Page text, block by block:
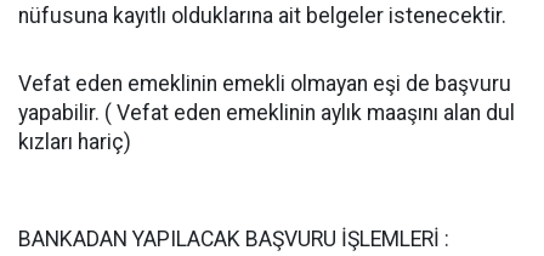
nüfusuna kayıtlı olduklarına ait belgeler istenecektir.
Vefat eden emeklinin emekli olmayan eşi de başvuru
yapabilir. ( Vefat eden emeklinin aylık maaşını alan dul
kızları hariç)
BANKADAN YAPILACAK BAŞVURU İŞLEMLERİ :